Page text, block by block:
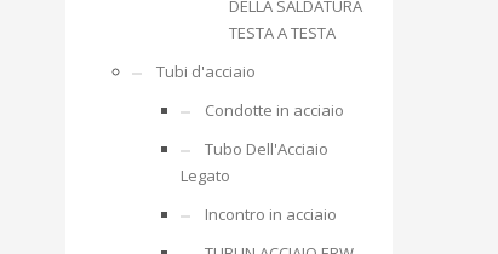
DELLA SALDATURA
TESTA A TESTA
Tubi d'acciaio
Condotte in acciaio
Tubo Dell'Acciaio
Legato
Incontro in acciaio